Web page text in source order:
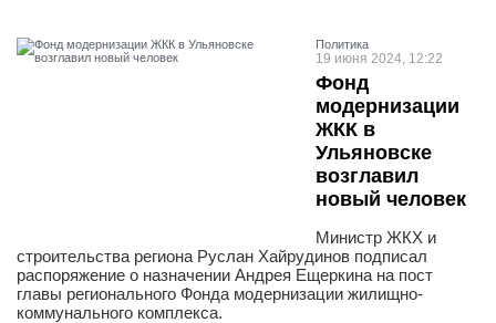
Политика
19 июня 2024, 12:22
Фонд
модернизации
ЖКК в
Ульяновске
возглавил
новый человек
Министр ЖКХ и
строительства региона Руслан Хайрудинов подписал
распоряжение о назначении Андрея Ещеркина на пост
главы регионального Фонда модернизации жилищно-
коммунального комплекса.